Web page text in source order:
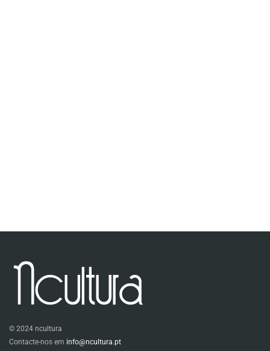
© 2024 ncultura
Contacte-nos em info@ncultura.pt